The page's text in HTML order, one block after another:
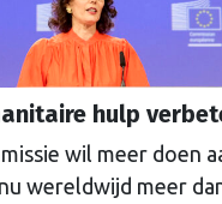
hulp
wil meer doen
wereldwijd meer